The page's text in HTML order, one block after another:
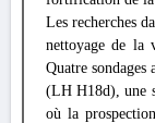
Les recherches
nettoyage de la
Quatre sondages
(LH H18d), une
où la